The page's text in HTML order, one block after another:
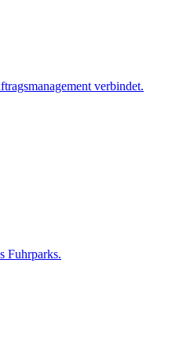
verbindet.
Fuhrparks.